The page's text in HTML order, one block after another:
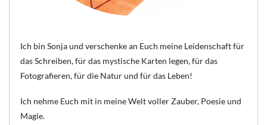
Ich bin Sonja und verschenke an Euch meine Leidenschaft für
das Schreiben, für das mystische Karten legen, für das
Fotografieren, für die Natur und für das Leben!
Ich nehme Euch mit in meine Welt voller Zauber, Poesie und
Magie.